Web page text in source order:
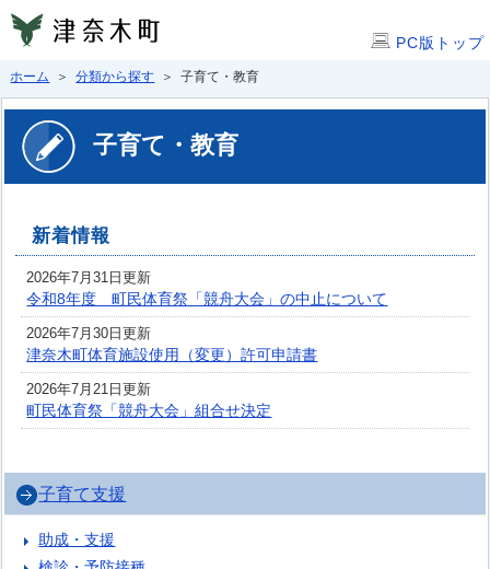
PC版トップ
ホーム ＞分類から探す ＞ 子育て・教育
子育て・教育
新着情報
2026年7月31日更新
令和8年度 町民体育祭「競舟大会」の中止について
2026年7月30日更新
津奈木町体育施設使用（変更）許可申請書
2026年7月21日更新
町民体育祭「競舟大会」組合せ決定
子育て支援
助成・支援